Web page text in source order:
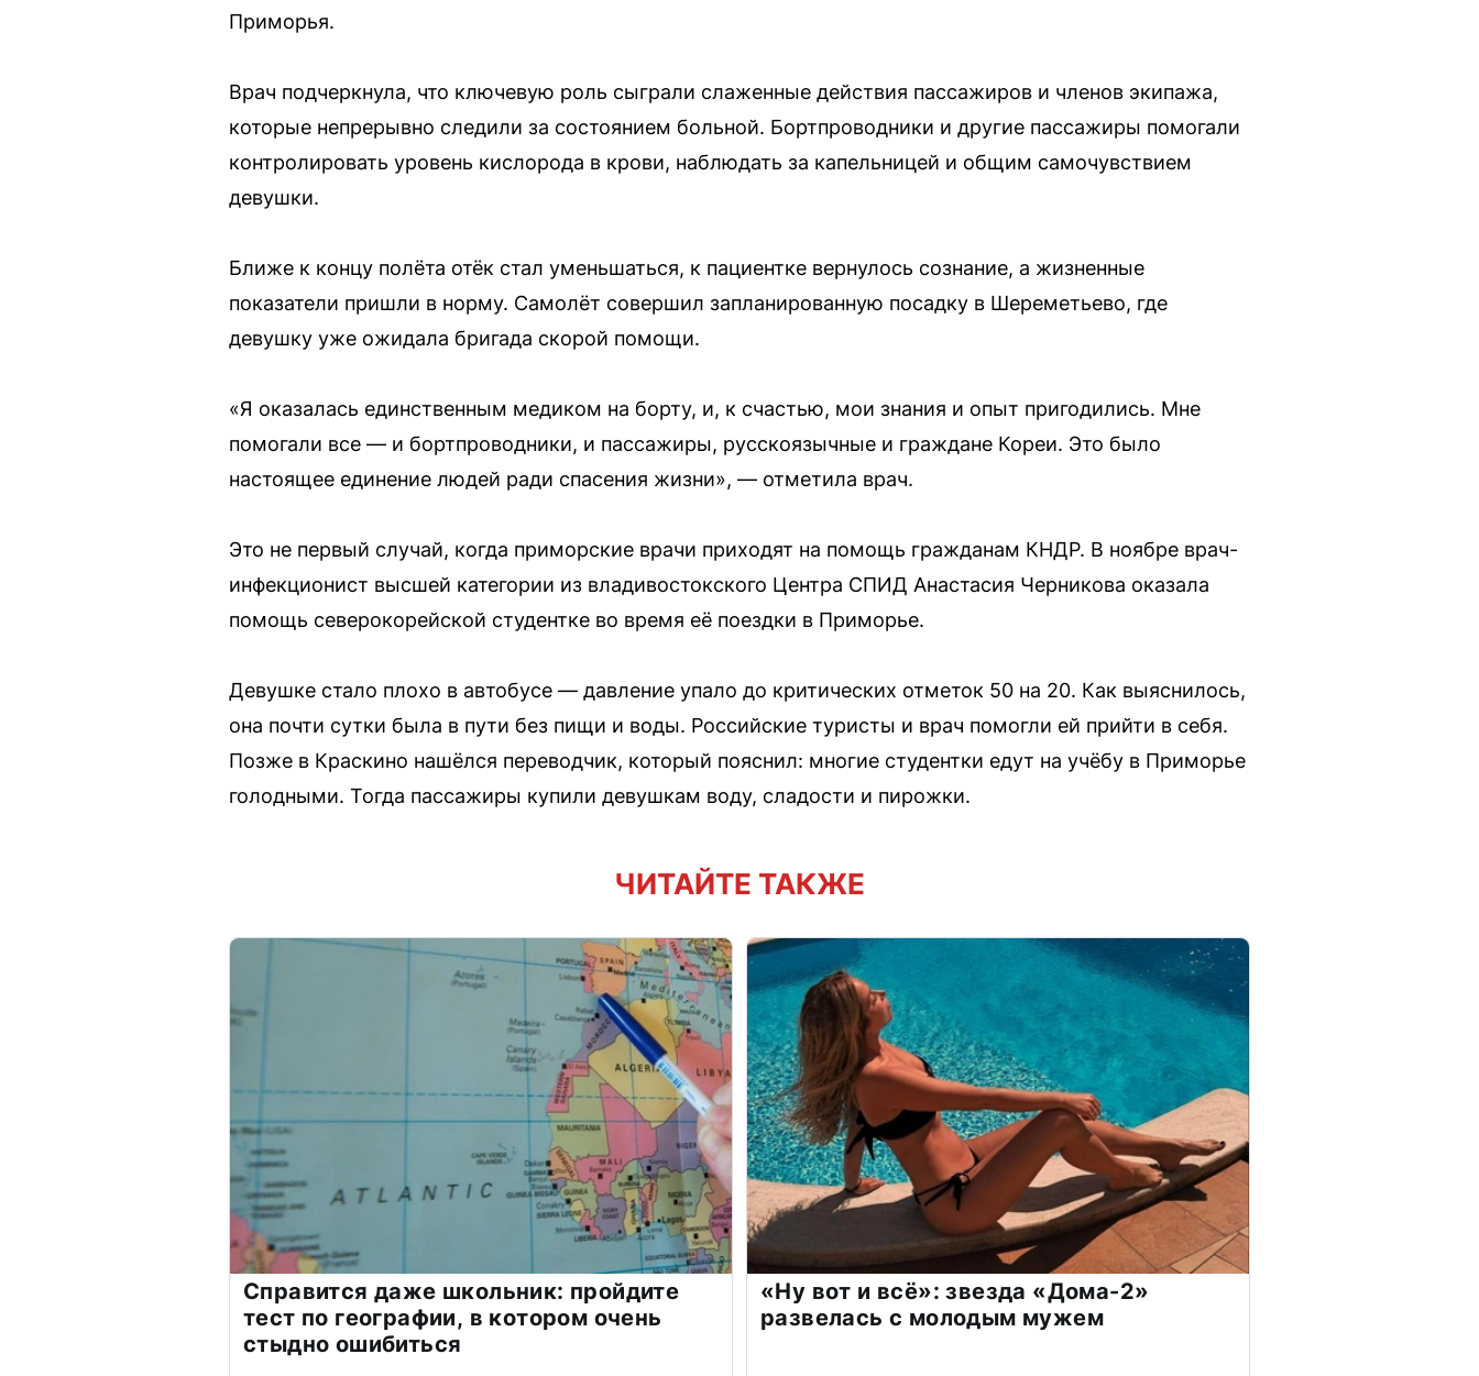
Приморья.
Врач подчеркнула, что ключевую роль сыграли слаженные действия пассажиров и членов экипажа,
которые непрерывно следили за состоянием больной. Бортпроводники и другие пассажиры помогали
контролировать уровень кислорода в крови, наблюдать за капельницей и общим самочувствием
девушки.
Ближе к концу полёта отёк стал уменьшаться, к пациентке вернулось сознание, а жизненные
показатели пришли в норму. Самолёт совершил запланированную посадку в Шереметьево, где
девушку уже ожидала бригада скорой помощи.
«Я оказалась единственным медиком на борту, и, к счастью, мои знания и опыт пригодились. Мне
помогали все — и бортпроводники, и пассажиры, русскоязычные и граждане Кореи. Это было
настоящее единение людей ради спасения жизни», — отметила врач.
Это не первый случай, когда приморские врачи приходят на помощь гражданам КНДР. В ноябре врач-
инфекционист высшей категории из владивостокского Центра СПИД Анастасия Черникова оказала
помощь северокорейской студентке во время её поездки в Приморье.
Девушке стало плохо в автобусе — давление упало до критических отметок 50 на 20. Как выяснилось,
она почти сутки была в пути без пищи и воды. Российские туристы и врач помогли ей прийти в себя.
Позже в Краскино нашёлся переводчик, который пояснил: многие студентки едут на учёбу в Приморье
голодными. Тогда пассажиры купили девушкам воду, сладости и пирожки.
ЧИТАЙТЕ ТАКЖЕ
Справится даже школьник: пройдите
тест по географии, в котором очень
стыдно ошибиться
«Ну вот и всё»: звезда «Дома-2»
развелась с молодым мужем